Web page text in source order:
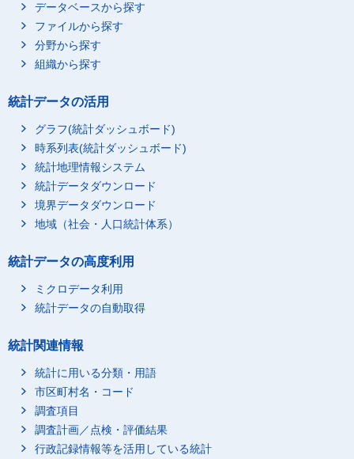
データベースから探す
ファイルから探す
分野から探す
組織から探す
統計データの活用
グラフ(統計ダッシュボード)
時系列表(統計ダッシュボード)
統計地理情報システム
統計データダウンロード
境界データダウンロード
地域（社会・人口統計体系）
統計データの高度利用
ミクロデータ利用
統計データの自動取得
統計関連情報
統計に用いる分類・用語
市区町村名・コード
調査項目
調査計画／点検・評価結果
行政記録情報等を活用している統計